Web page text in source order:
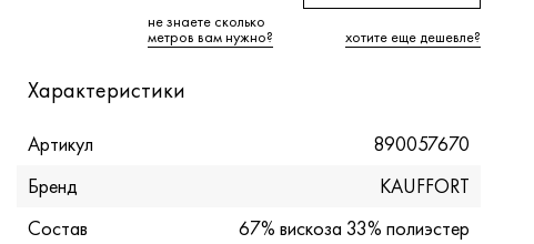
не знаете сколькo
метров вам нужно?
хотите еще дешевле?
Характеристики
Артикул
890057670
Бренд
KAUFFORT
Состав
67% вискоза 33% полиэстер